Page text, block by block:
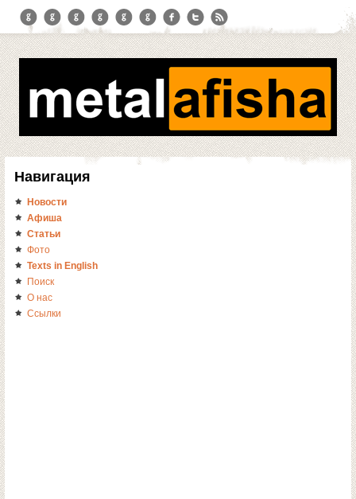
Навигация
Новости
Афиша
Статьи
Фото
Texts in English
Поиск
О нас
Ссылки